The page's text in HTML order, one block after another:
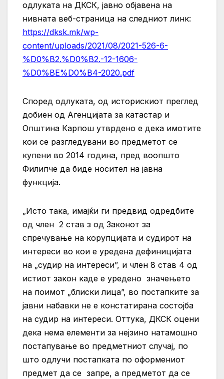
одлуката на ДКСК, јавно објавена на
нивната веб-страница на следниот линк:
https://dksk.mk/wp-
content/uploads/2021/08/2021-526-6-
%D0%B2.%D0%B2.-12-1606-
%D0%BE%D0%B4-2020.pdf
Според одлуката, од историскиот преглед
добиен од Агенцијата за катастар и
Општина Карпош утврдено е дека имотите
кои се разгледувани во предметот се
купени во 2014 година, пред воопшто
Филипче да биде носител на јавна
функција.
„Исто така, имајќи ги предвид одредбите
од член 2 став з од Законот за
спречување на корупцијата и судирот на
интереси во кои е уредена дефиницијата
на „судир на интереси”, и член 8 став 4 од
истиот закон каде е уредено значењето
на поимот „блиски лица”, во постапките за
јавни набавки не е констатирана состојба
на судир на интереси. Оттука, ДКСК оцени
дека нема елементи за нејзино натамошно
постапување во предметниот случај, по
што одлучи постапката по оформениот
предмет да се запре, а предметот да се